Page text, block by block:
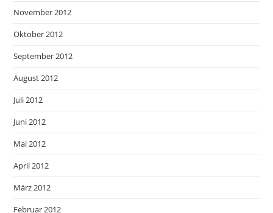
November 2012
Oktober 2012
September 2012
August 2012
Juli 2012
Juni 2012
Mai 2012
April 2012
März 2012
Februar 2012